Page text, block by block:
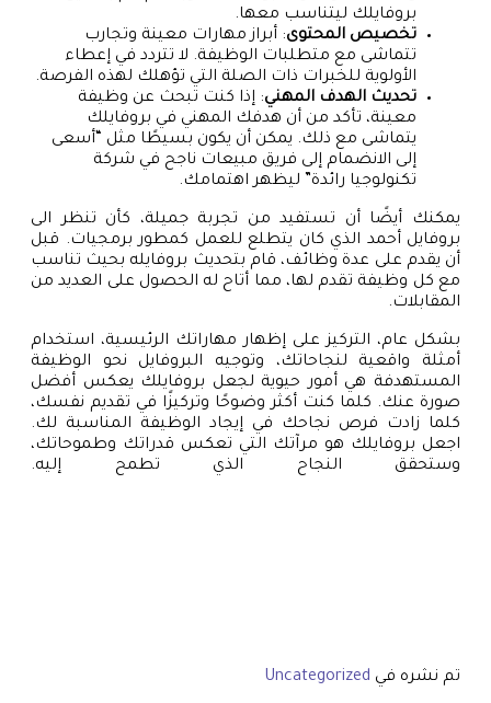
بروفايلك ليتناسب معها.
تخصيص المحتوى: أبراز مهارات معينة وتجارب
تتماشى مع متطلبات الوظيفة. لا تتردد في إعطاء
الأولوية للخبرات ذات الصلة التي تؤهلك لهذه الفرصة.
تحديث الهدف المهني: إذا كنت تبحث عن وظيفة
معينة، تأكد من أن هدفك المهني في بروفايلك
يتماشى مع ذلك. يمكن أن يكون بسيطًا مثل “أسعى
إلى الانضمام إلى فريق مبيعات ناجح في شركة
تكنولوجيا رائدة” ليظهر اهتمامك.
يمكنك أيضًا أن تستفيد من تجربة جميلة، كأن تنظر الى
بروفايل أحمد الذي كان يتطلع للعمل كمطور برمجيات. قبل
أن يقدم على عدة وظائف، قام بتحديث بروفايله بحيث تناسب
مع كل وظيفة تقدم لها، مما أتاح له الحصول على العديد من
المقابلات.
بشكل عام، التركيز على إظهار مهاراتك الرئيسية، استخدام
أمثلة واقعية لنجاحاتك، وتوجيه البروفايل نحو الوظيفة
المستهدفة هي أمور حيوية لجعل بروفايلك يعكس أفضل
صورة عنك. كلما كنت أكثر وضوحًا وتركيزًا في تقديم نفسك،
كلما زادت فرص نجاحك في إيجاد الوظيفة المناسبة لك.
اجعل بروفايلك هو مرآتك التي تعكس قدراتك وطموحاتك،
وستحقق النجاح الذي تطمح إليه.
تم نشره في Uncategorized